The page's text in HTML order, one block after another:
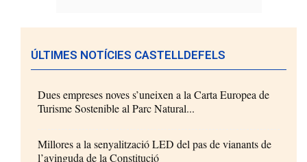
ÚLTIMES NOTÍCIES CASTELLDEFELS
Dues empreses noves s’uneixen a la Carta Europea de
Turisme Sostenible al Parc Natural...
Millores a la senyalització LED del pas de vianants de
l’avinguda de la Constitució